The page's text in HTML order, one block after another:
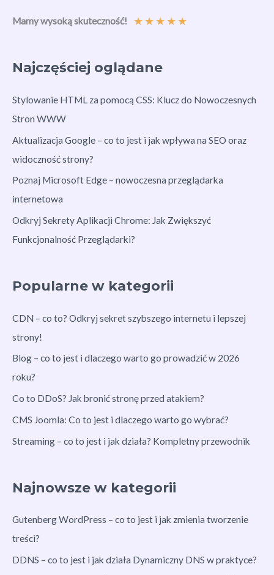
Mamy wysoką skuteczność! ★★★★★
Najczęściej oglądane
Stylowanie HTML za pomocą CSS: Klucz do Nowoczesnych
Stron WWW
Aktualizacja Google – co to jest i jak wpływa na SEO oraz
widoczność strony?
Poznaj Microsoft Edge – nowoczesna przeglądarka
internetowa
Odkryj Sekrety Aplikacji Chrome: Jak Zwiększyć
Funkcjonalność Przeglądarki?
Popularne w kategorii
CDN – co to? Odkryj sekret szybszego internetu i lepszej
strony!
Blog – co to jest i dlaczego warto go prowadzić w 2026
roku?
Co to DDoS? Jak bronić stronę przed atakiem?
CMS Joomla: Co to jest i dlaczego warto go wybrać?
Streaming – co to jest i jak działa? Kompletny przewodnik
Najnowsze w kategorii
Gutenberg WordPress – co to jest i jak zmienia tworzenie
treści?
DDNS – co to jest i jak działa Dynamiczny DNS w praktyce?